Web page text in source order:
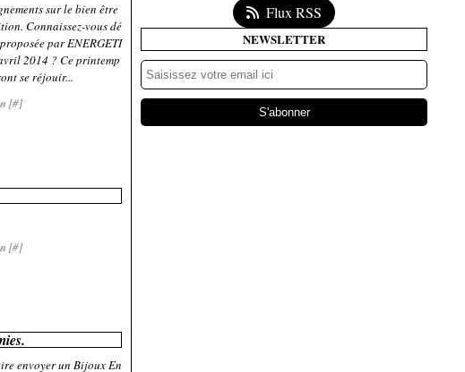
sur le bien être
Connaissez-vous dé
par ENERGETI
2014 ? Ce printemp
se réjouir...
[#]
[#]
envoyer un Bijoux En
Flux RSS
NEWSLETTER